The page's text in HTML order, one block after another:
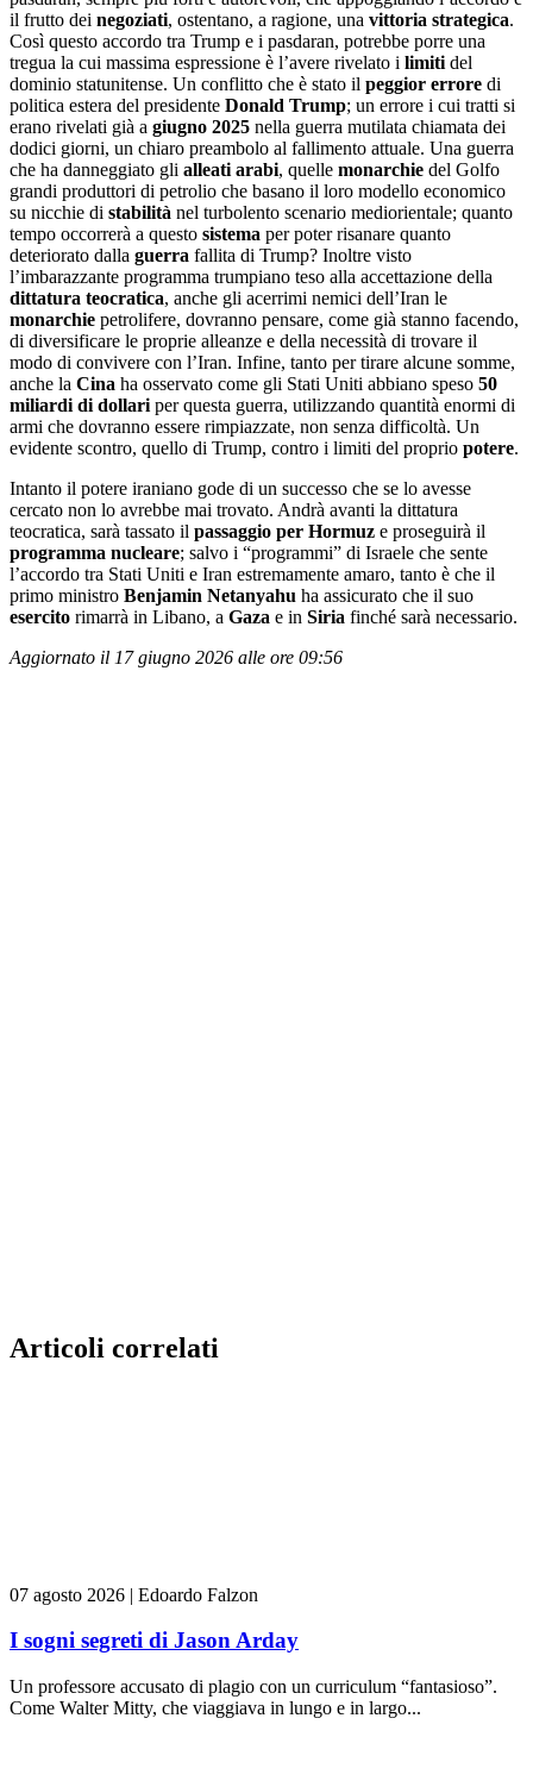
il frutto dei negoziati, ostentano, a ragione, una vittoria strategica.
Così questo accordo tra Trump e i pasdaran, potrebbe porre una
tregua la cui massima espressione è l’avere rivelato i limiti del
dominio statunitense. Un conflitto che è stato il peggior errore di
politica estera del presidente Donald Trump; un errore i cui tratti si
erano rivelati già a giugno 2025 nella guerra mutilata chiamata dei
dodici giorni, un chiaro preambolo al fallimento attuale. Una guerra
che ha danneggiato gli alleati arabi, quelle monarchie del Golfo
grandi produttori di petrolio che basano il loro modello economico
su nicchie di stabilità nel turbolento scenario mediorientale; quanto
tempo occorrerà a questo sistema per poter risanare quanto
deteriorato dalla guerra fallita di Trump? Inoltre visto
l’imbarazzante programma trumpiano teso alla accettazione della
dittatura teocratica, anche gli acerrimi nemici dell’Iran le
monarchie petrolifere, dovranno pensare, come già stanno facendo,
di diversificare le proprie alleanze e della necessità di trovare il
modo di convivere con l’Iran. Infine, tanto per tirare alcune somme,
anche la Cina ha osservato come gli Stati Uniti abbiano speso 50
miliardi di dollari per questa guerra, utilizzando quantità enormi di
armi che dovranno essere rimpiazzate, non senza difficoltà. Un
evidente scontro, quello di Trump, contro i limiti del proprio potere.
Intanto il potere iraniano gode di un successo che se lo avesse
cercato non lo avrebbe mai trovato. Andrà avanti la dittatura
teocratica, sarà tassato il passaggio per Hormuz e proseguirà il
programma nucleare; salvo i “programmi” di Israele che sente
l’accordo tra Stati Uniti e Iran estremamente amaro, tanto è che il
primo ministro Benjamin Netanyahu ha assicurato che il suo
esercito rimarrà in Libano, a Gaza e in Siria finché sarà necessario.
Aggiornato il 17 giugno 2026 alle ore 09:56
Articoli correlati
07 agosto 2026 | Edoardo Falzon
I sogni segreti di Jason Arday
Un professore accusato di plagio con un curriculum “fantasioso”.
Come Walter Mitty, che viaggiava in lungo e in largo...